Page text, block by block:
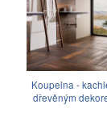
Koupelna -
dřevěným